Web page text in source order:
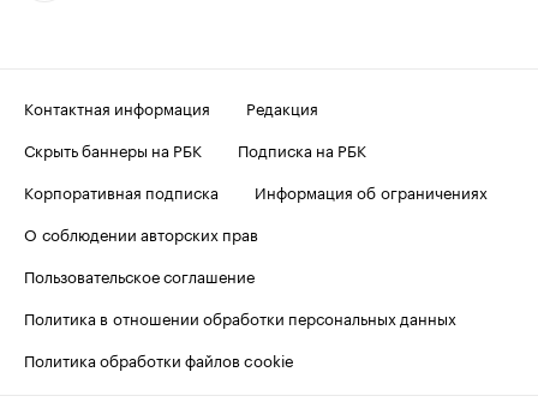
Контактная информация
Редакция
Скрыть баннеры на РБК
Подписка на РБК
Корпоративная подписка
Информация об ограничениях
О соблюдении авторских прав
Пользовательское соглашение
Политика в отношении обработки персональных данных
Политика обработки файлов cookie